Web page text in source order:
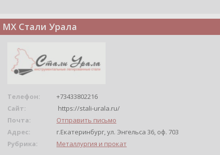
МХ Стали Урала
Телефон:
+73433802216
Сайт:
https://stali-urala.ru/
Почта:
Отправить письмо
Адрес:
г.Екатеринбург, ул. Энгельса 36, оф. 703
Рубрика:
Металлургия и прокат